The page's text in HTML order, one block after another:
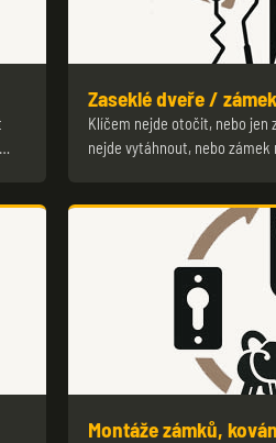
Zaseklé dveře / zámek
Klíčem nejde otočit, nebo jen
nejde vytáhnout, nebo
Montáže zámků,